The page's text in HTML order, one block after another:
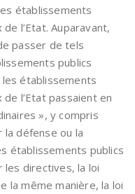
établissements
l’Etat. Auparavant,
passer de tels
publics
établissements
l’Etat passaient en
», y compris
défense ou la
établissements publics
les directives, la loi
la même manière, la loi